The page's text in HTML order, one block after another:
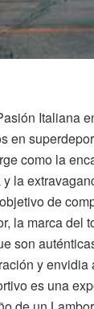
Italiana
en
como la
la
de
la marca del
son
y envidia
es una